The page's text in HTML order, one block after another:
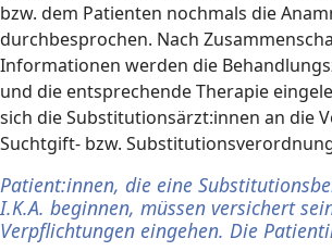
bzw. dem Patienten nochmals die
durchbesprochen. Nach
Informationen werden die
und die entsprechende Therapie
sich die Substitutionsärzt:innen an die
Suchtgift- bzw.
Patient:innen, die eine
I.K.A. beginnen, müssen versichert
Verpflichtungen eingehen. Die